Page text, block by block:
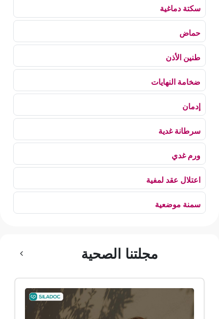
سكتة دماغية
حماض
طنين الأذن
ضخامة النهايات
إدمان
سرطانة غدية
ورم غدي
اعتلال عقد لمفية
سمنة موضعية
ألم وعائي وجهي
مجلتنا الصحية